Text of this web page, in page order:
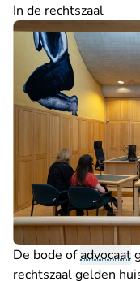
In de rechtszaal
De bode ofadvocaat
rechtszaal gelden